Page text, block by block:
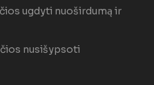
ugdyti nuoširdumą ir
nusišypsoti